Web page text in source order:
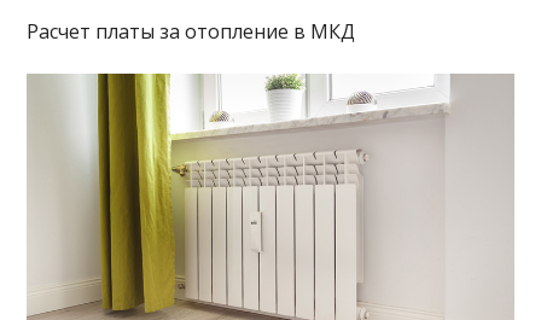
Расчет платы за отопление в МКД